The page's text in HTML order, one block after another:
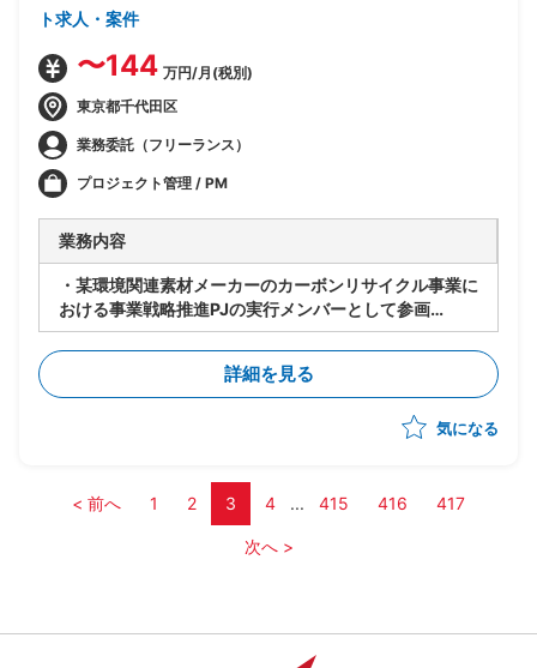
ト求人・案件
〜144 万円/月(税別)
東京都千代田区
業務委託（フリーランス）
プロジェクト管理 / PM
業務内容
・某環境関連素材メーカーのカーボンリサイクル事業に
おける事業戦略推進PJの実行メンバーとして参画
・市場調査およびターゲット選定に関する分析/資料作
成支援
・事業戦略実行に向けた各種タスク推進および関係者連
携支援
・アライアンス検討や契約検討に関する実務支援
詳細を見る
気になる
< 前へ 1 2 3 4 ... 415 416 417
次へ >